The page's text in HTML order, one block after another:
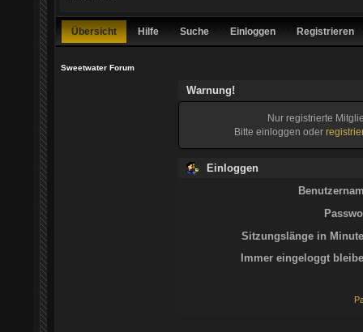
Übersicht Hilfe Suche Einloggen Registrieren
Sweetwater Forum
Warnung!
Nur registrierte
Bitte einloggen oder
Einloggen
Sitzungslänge in
Immer eingeloggt